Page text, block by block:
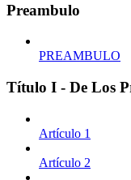
Preambulo
PREAMBULO
Título I - De Los
Artículo 1
Artículo 2